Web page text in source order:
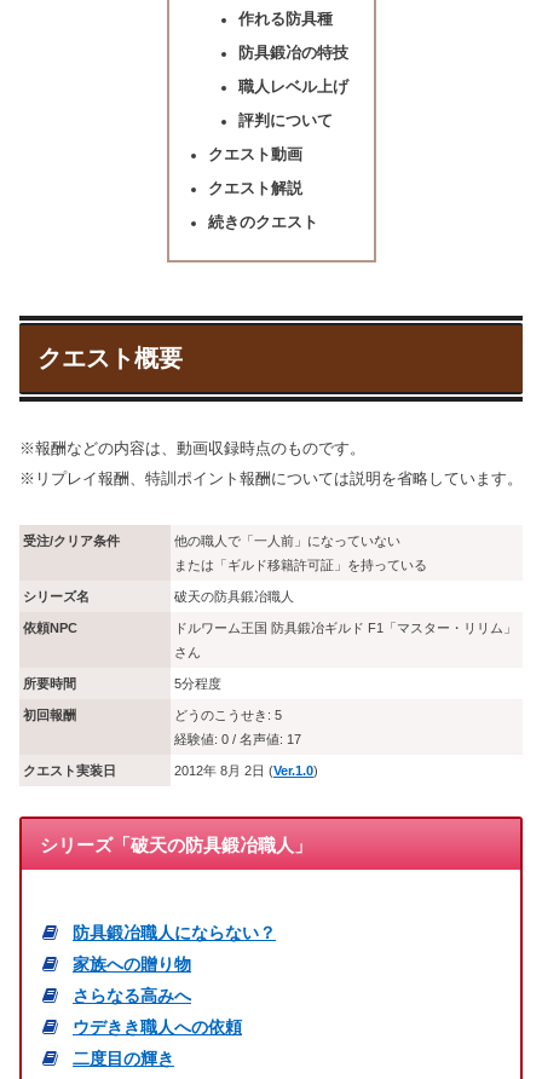
作れる防具種
防具鍛冶の特技
職人レベル上げ
評判について
クエスト動画
クエスト解説
続きのクエスト
クエスト概要
※報酬などの内容は、動画収録時点のものです。
※リプレイ報酬、特訓ポイント報酬については説明を省略しています。
受注/クリア条件
他の職人で「一人前」になっていない
または「ギルド移籍許可証」を持っている
シリーズ名 破天の防具鍛冶職人
依頼NPC
ドルワーム王国 防具鍛冶ギルド F1「マスター・リリム」
さん
所要時間 5分程度
初回報酬
どうのこうせき: 5
経験値: 0 / 名声値: 17
クエスト実装日 2012年 8月 2日 (Ver.1.0)
シリーズ「破天の防具鍛冶職人」
防具鍛冶職人にならない？
家族への贈り物
さらなる高みへ
ウデきき職人への依頼
二度目の輝き